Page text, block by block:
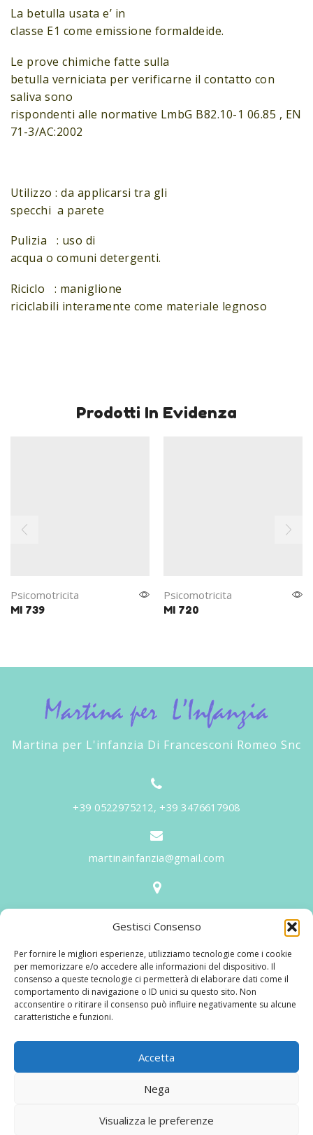
Gestisci Consenso
Per fornire le migliori esperienze, utilizziamo tecnologie come i cookie
per memorizzare e/o accedere alle informazioni del dispositivo. Il
consenso a queste tecnologie ci permetterà di elaborare dati come il
comportamento di navigazione o ID unici su questo sito. Non
acconsentire o ritirare il consenso può influire negativamente su alcune
caratteristiche e funzioni.
Accetta
Nega
Visualizza le preferenze
La betulla usata e’ in
classe E1 come emissione formaldeide.
Le prove chimiche fatte sulla
betulla verniciata per verificarne il contatto con
saliva sono
rispondenti alle normative LmbG B82.10-1 06.85 , EN
71-3/AC:2002
Utilizzo : da applicarsi tra gli
specchi a parete
Pulizia : uso di
acqua o comuni detergenti.
Riciclo : maniglione
riciclabili interamente come materiale legnoso
Prodotti In Evidenza
Psicomotricita
MI 739
Psicomotricita
MI 720
Martina per L'infanzia Di Francesconi Romeo Snc
+39 0522975212, +39 3476617908
martinainfanzia@gmail.com
V.le Tiziano, 20 - 42046 Reggiolo
Martina per l'Infanzia, un nome ed un progetto che
nasce prima di tutto da una provata esperienza
maturata sul campo dal suo fondatore in 25 anni di
lavoro. La didattica rivolta al bambino nei suoi primi
aggiornandone continuamente i progetti educativi.
© 2025 Martina per L'infanzia Di Francesconi Romeo Snc | P.IVA:
Privacy policy